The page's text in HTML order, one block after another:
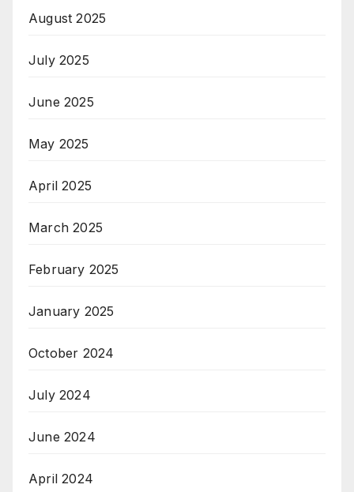
August 2025
July 2025
June 2025
May 2025
April 2025
March 2025
February 2025
January 2025
October 2024
July 2024
June 2024
April 2024